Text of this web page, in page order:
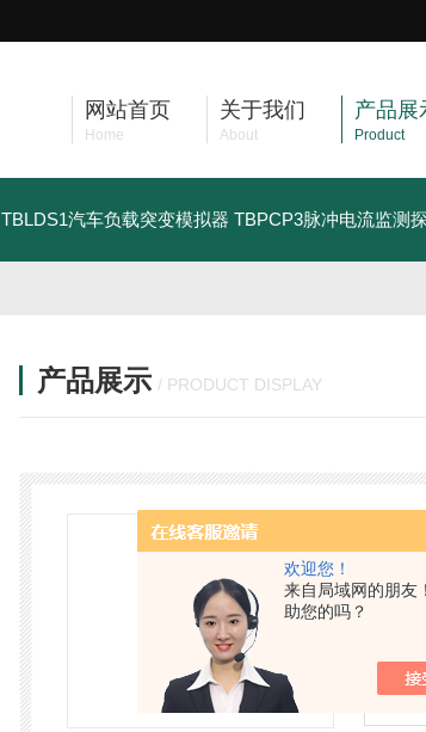
欢迎您！
来自局域网的朋友
助您的吗？
网站首页
Home
关于我们
About
产品展
Product
TBLDS1汽车负载突变模拟器 TBPCP3脉冲电流监测
产品展示 / PRODUCT DISPLAY
屏蔽
保屏蔽